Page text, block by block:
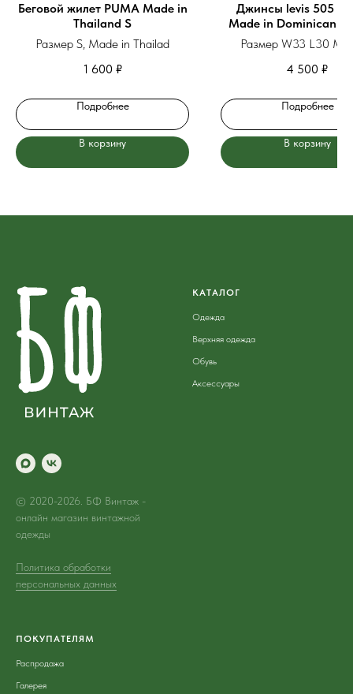
Беговой жилет PUMA Made in
Thailand S
Размер S, Made in Thailad
1 600 ₽
Подробнее
В корзину
Джинсы levis 505
Made in Dominican
W33 L30
Размер W33 L30
4 500 ₽
Подробнее
В корзину
© 2020-2026. БФ Винтаж -
онлайн магазин винтажной
одежды
Политика обработки
персональных данных
КАТАЛОГ
Одежда
Верхняя одежда
Обувь
Аксессуары
ПОКУПАТЕЛЯМ
Распродажа
Галерея